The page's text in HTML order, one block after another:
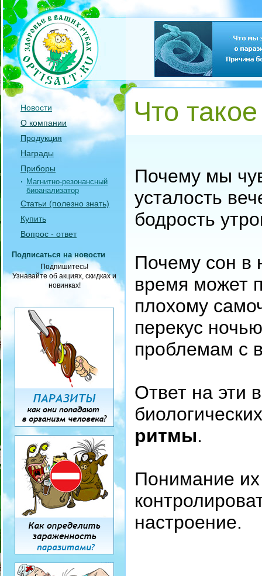
Новости
О компании
Продукция
Награды
Приборы
Магнитно-резонансный
биоанализатор
Статьи (полезно знать)
Купить
Вопрос - ответ
Подписаться на новости
Подпишитесь!
Узнавайте об акциях, скидках и
новинках!
Что
Почему мы
усталость
бодрость
Почему сон в
время может
плохому
перекус
проблемам с
Ответ на эти
ритмы.
Понимание
настроение.